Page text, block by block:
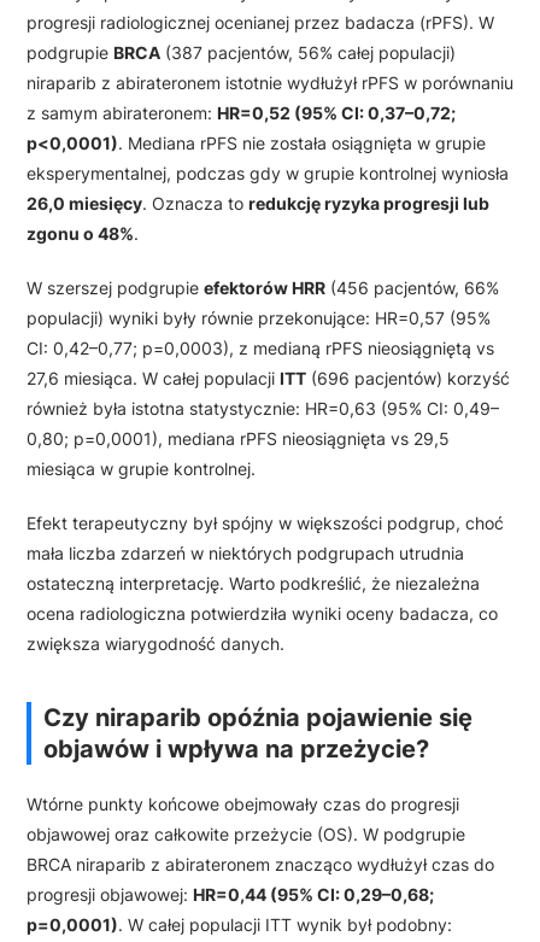
progresji radiologicznej ocenianej przez badacza (rPFS). W
podgrupie BRCA (387 pacjentów, 56% całej populacji)
niraparib z abirateronem istotnie wydłużył rPFS w porównaniu
z samym abirateronem: HR=0,52 (95% CI: 0,37–0,72;
p<0,0001). Mediana rPFS nie została osiągnięta w grupie
eksperymentalnej, podczas gdy w grupie kontrolnej wyniosła
26,0 miesięcy. Oznacza to redukcję ryzyka progresji lub
zgonu o 48%.
W szerszej podgrupie efektorów HRR (456 pacjentów, 66%
populacji) wyniki były równie przekonujące: HR=0,57 (95%
CI: 0,42–0,77; p=0,0003), z medianą rPFS nieosiągniętą vs
27,6 miesiąca. W całej populacji ITT (696 pacjentów) korzyść
również była istotna statystycznie: HR=0,63 (95% CI: 0,49–
0,80; p=0,0001), mediana rPFS nieosiągnięta vs 29,5
miesiąca w grupie kontrolnej.
Efekt terapeutyczny był spójny w większości podgrup, choć
mała liczba zdarzeń w niektórych podgrupach utrudnia
ostateczną interpretację. Warto podkreślić, że niezależna
ocena radiologiczna potwierdziła wyniki oceny badacza, co
zwiększa wiarygodność danych.
Czy niraparib opóźnia pojawienie się
objawów i wpływa na przeżycie?
Wtórne punkty końcowe obejmowały czas do progresji
objawowej oraz całkowite przeżycie (OS). W podgrupie
BRCA niraparib z abirateronem znacząco wydłużył czas do
progresji objawowej: HR=0,44 (95% CI: 0,29–0,68;
p=0,0001). W całej populacji ITT wynik był podobny: